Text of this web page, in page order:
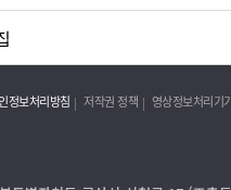
정보처리방침 저작권 정책 영상정보처리기